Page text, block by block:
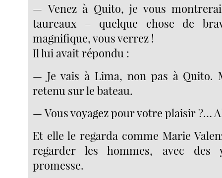
— Venez à Quito, je vous
taureaux – quelque chose de
magnifique, vous verrez !
Il lui avait répondu :
— Je vais à Lima, non pas à Quito.
retenu sur le bateau.
— Vous voyagez pour votre plaisir ?…
Et elle le regarda comme Marie
regarder les hommes, avec des
promesse.